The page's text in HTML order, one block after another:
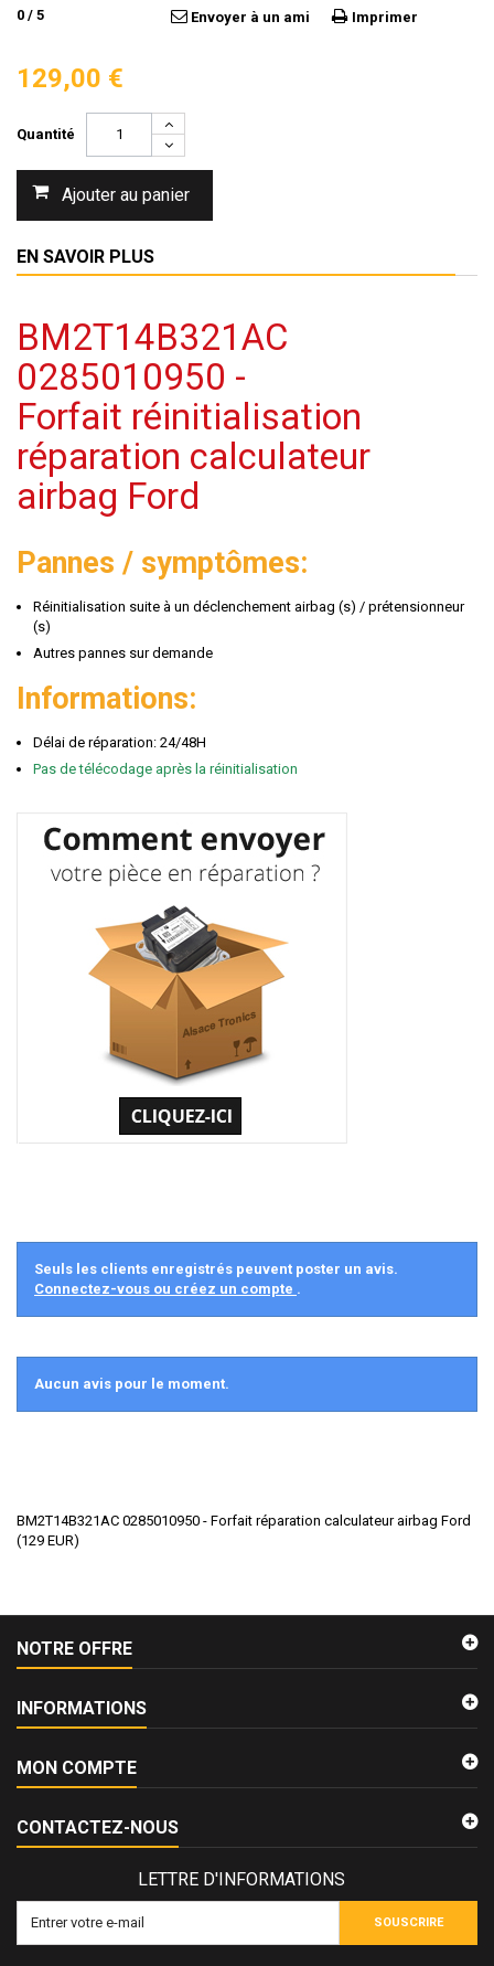
0 / 5 Envoyer à un ami Imprimer
129,00 €
Quantité
Ajouter au panier
EN SAVOIR PLUS
BM2T14B321AC
0285010950 -
Forfait réinitialisation
réparation calculateur
airbag Ford
Pannes / symptômes:
Réinitialisation suite à un déclenchement airbag (s) / prétensionneur
(s)
Autres pannes sur demande
Informations:
Délai de réparation: 24/48H
Pas de télécodage après la réinitialisation
Seuls les clients enregistrés peuvent poster un avis.
Connectez-vous ou créez un compte .
Aucun avis pour le moment.
BM2T14B321AC 0285010950 - Forfait réparation calculateur airbag Ford
(129 EUR)
NOTRE OFFRE
INFORMATIONS
MON COMPTE
CONTACTEZ-NOUS
LETTRE D'INFORMATIONS
SOUSCRIRE